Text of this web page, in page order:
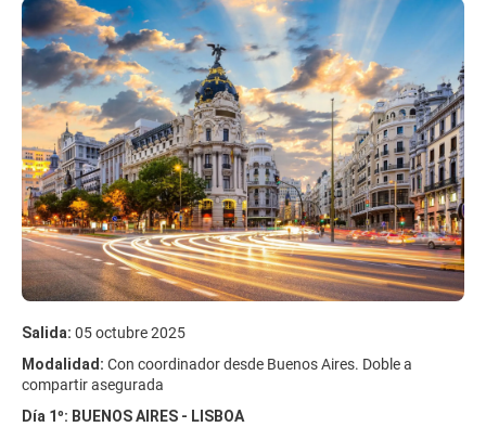
Salida: 05 octubre 2025
Modalidad: Con coordinador desde Buenos Aires. Doble a
compartir asegurada
Día 1º: BUENOS AIRES - LISBOA